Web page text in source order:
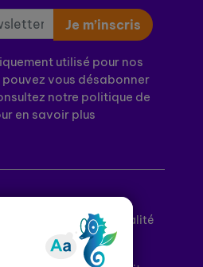
Je m’inscris
utilisé pour nos
vous désabonner
notre politique de
en savoir plus
Politique de confidentialité
d’utilisation